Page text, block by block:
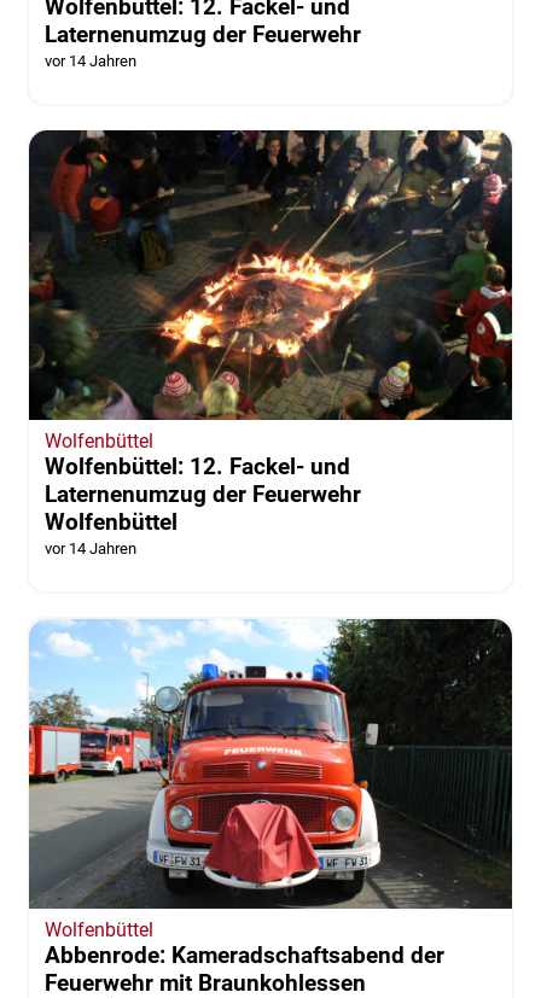
Wolfenbüttel: 12. Fackel- und
Laternenumzug der Feuerwehr
vor 14 Jahren
Wolfenbüttel
Wolfenbüttel: 12. Fackel- und
Laternenumzug der Feuerwehr
Wolfenbüttel
vor 14 Jahren
Wolfenbüttel
Abbenrode: Kameradschaftsabend der
Feuerwehr mit Braunkohlessen